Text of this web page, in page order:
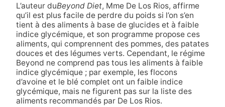
L’auteur duBeyond Diet, Mme De Los Rios, affirme
qu’il est plus facile de perdre du poids si l’on s’en
tient à des aliments à base de glucides et à faible
indice glycémique, et son programme propose ces
aliments, qui comprennent des pommes, des patates
douces et des légumes verts. Cependant, le régime
Beyond ne comprend pas tous les aliments à faible
indice glycémique ; par exemple, les flocons
d’avoine et le blé complet ont un faible indice
glycémique, mais ne figurent pas sur la liste des
aliments recommandés par De Los Rios.